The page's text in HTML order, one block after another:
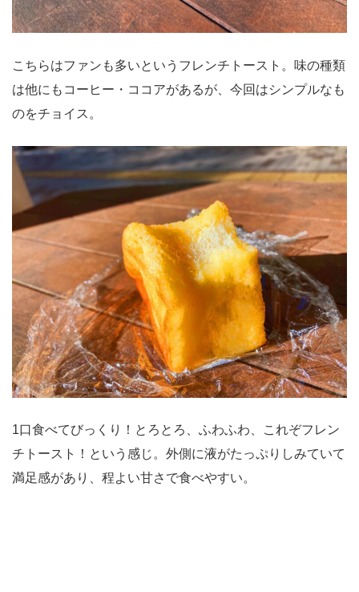
こちらはファンも多いというフレンチトースト。味の種類
は他にもコーヒー・ココアがあるが、今回はシンプルなも
のをチョイス。
1口食べてびっくり！とろとろ、ふわふわ、これぞフレン
チトースト！という感じ。外側に液がたっぷりしみていて
満足感があり、程よい甘さで食べやすい。